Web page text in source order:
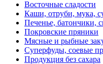
Восточные сладости
Каши, отруби, мука,
Печенье, батончики,
Покровские пряники
Мясные и рыбные
Суперфуды, соевые
Продукция без сахара